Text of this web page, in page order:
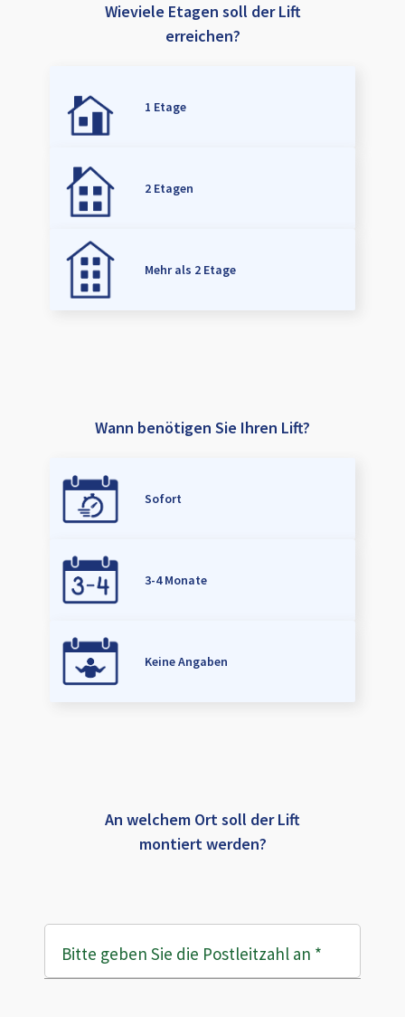
Wieviele Etagen soll der Lift
erreichen?
1 Etage
2 Etagen
Mehr als 2 Etage
Wann benötigen Sie Ihren Lift?
Sofort
3-4 Monate
Keine Angaben
An welchem Ort soll der Lift
montiert werden?
Bitte geben Sie die Postleitzahl an *